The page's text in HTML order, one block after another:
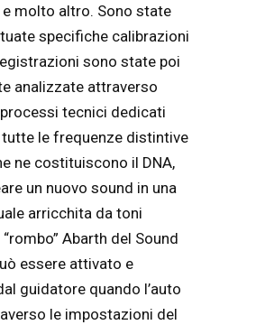
e molto altro. Sono state
specifiche calibrazioni
sono state poi
analizzate attraverso
tecnici dedicati
le frequenze distintive
ne costituiscono il DNA,
un nuovo sound in una
arricchita da toni
Abarth del Sound
essere attivato e
guidatore quando l’auto
le impostazioni del